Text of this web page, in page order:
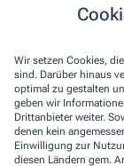
Wir setzen Cookies,
sind. Darüber hinaus
optimal zu gestalten
geben wir
Drittanbieter weiter.
denen kein
Einwilligung zur
diesen Ländern gem.